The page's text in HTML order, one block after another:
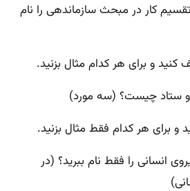
کار در مبحث سازماندهی را نام
انسانی را فقط نام ببرید؟ (در